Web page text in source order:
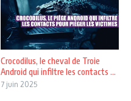
Crocodilus, le cheval de Troie
Android qui infiltre les contacts ...
7 juin 2025